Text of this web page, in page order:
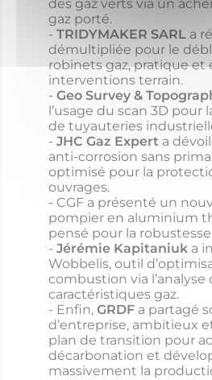
des gaz verts via un
gaz porté.
TRIDYMAKER SARLa
démultipliée pour le
robinets gaz, pratique et
interventions terrain.
Geo Survey &
l’usage du scan 3D pour
de tuyauteries
JHC Gaz Experta
anti-corrosion sans
optimisé pour la
ouvrages.
CGF a présenté un
pompier en aluminium
pensé pour la
Jérémie Kapitaniuka
Wobbelis, outil
combustion via l’analyse
caractéristiques gaz.
Enfin, GRDFa partagé
d’entreprise, ambitieux
plan de transition pour
décarbonation et
massivement la